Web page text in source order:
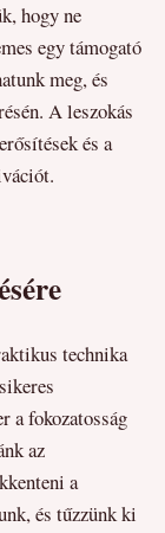
hogy ne
egy támogató
meg, és
A leszokás
és a
technika
a fokozatosság
az
a
és tűzzünk ki